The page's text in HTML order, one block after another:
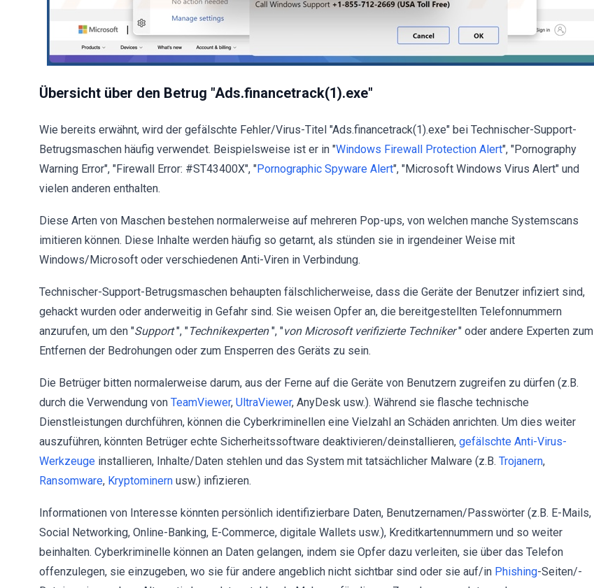
Übersicht über den Betrug "Ads.financetrack(1).exe"
Wie bereits erwähnt, wird der gefälschte Fehler/Virus-Titel "Ads.financetrack(1).exe" bei Technischer-Support-
Betrugsmaschen häufig verwendet. Beispielsweise ist er in "Windows Firewall Protection Alert", "Pornography
Warning Error", "Firewall Error: #ST43400X", "Pornographic Spyware Alert", "Microsoft Windows Virus Alert" und
vielen anderen enthalten.
Diese Arten von Maschen bestehen normalerweise auf mehreren Pop-ups, von welchen manche Systemscans
imitieren können. Diese Inhalte werden häufig so getarnt, als stünden sie in irgendeiner Weise mit
Windows/Microsoft oder verschiedenen Anti-Viren in Verbindung.
Technischer-Support-Betrugsmaschen behaupten fälschlicherweise, dass die Geräte der Benutzer infiziert sind,
gehackt wurden oder anderweitig in Gefahr sind. Sie weisen Opfer an, die bereitgestellten Telefonnummern
anzurufen, um den "Support ", "Technikexperten ", "von Microsoft verifizierte Techniker " oder andere Experten zum
Entfernen der Bedrohungen oder zum Ensperren des Geräts zu sein.
Die Betrüger bitten normalerweise darum, aus der Ferne auf die Geräte von Benutzern zugreifen zu dürfen (z.B.
durch die Verwendung von TeamViewer, UltraViewer, AnyDesk usw.). Während sie flasche technische
Dienstleistungen durchführen, können die Cyberkriminellen eine Vielzahl an Schäden anrichten. Um dies weiter
auszuführen, könnten Betrüger echte Sicherheitssoftware deaktivieren/deinstallieren, gefälschte Anti-Virus-
Werkzeuge installieren, Inhalte/Daten stehlen und das System mit tatsächlicher Malware (z.B. Trojanern,
Ransomware, Kryptominern usw.) infizieren.
Informationen von Interesse könnten persönlich identifizierbare Daten, Benutzernamen/Passwörter (z.B. E-Mails,
Social Networking, Online-Banking, E-Commerce, digitale Wallets usw.), Kreditkartennummern und so weiter
beinhalten. Cyberkriminelle können an Daten gelangen, indem sie Opfer dazu verleiten, sie über das Telefon
offenzulegen, sie einzugeben, wo sie für andere angeblich nicht sichtbar sind oder sie auf/in Phishing-Seiten/-